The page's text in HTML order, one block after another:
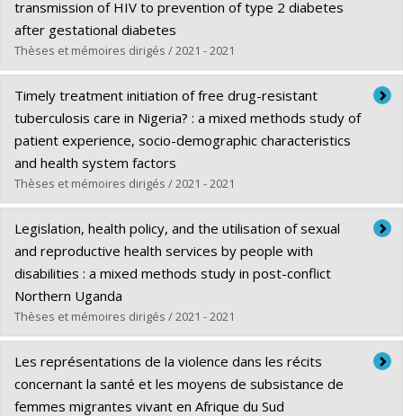
Grade :Ph. D.
Lien vers le document dans Papyrus
transmission of HIV to prevention of type 2 diabetes
after gestational diabetes
Thèses et mémoires dirigés / 2021 - 2021
Graduate :Mutabazi, Jean Claude
Cycle :Doctoral
Grade :Ph. D.
Lien vers le document dans Papyrus
Timely treatment initiation of free drug-resistant
tuberculosis care in Nigeria? : a mixed methods study of
patient experience, socio-demographic characteristics
and health system factors
Thèses et mémoires dirigés / 2021 - 2021
Graduate : Oga-Omenka, Charity
Cycle :Doctoral
Grade :Ph. D.
Lien vers le document dans Papyrus
Legislation, health policy, and the utilisation of sexual
and reproductive health services by people with
disabilities : a mixed methods study in post-conflict
Northern Uganda
Thèses et mémoires dirigés / 2021 - 2021
Graduate :Mac-Seing, Muriel
Cycle :Doctoral
Grade :Ph. D.
Les représentations de la violence dans les récits
concernant la santé et les moyens de subsistance de
femmes migrantes vivant en Afrique du Sud